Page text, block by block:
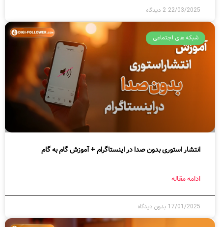
22/03/2025 2 دیدگاه
شبکه های اجتماعی
انتشار استوری بدون صدا در اینستاگرام + آموزش گام به گام
ادامه مقاله
17/01/2025 بدون دیدگاه